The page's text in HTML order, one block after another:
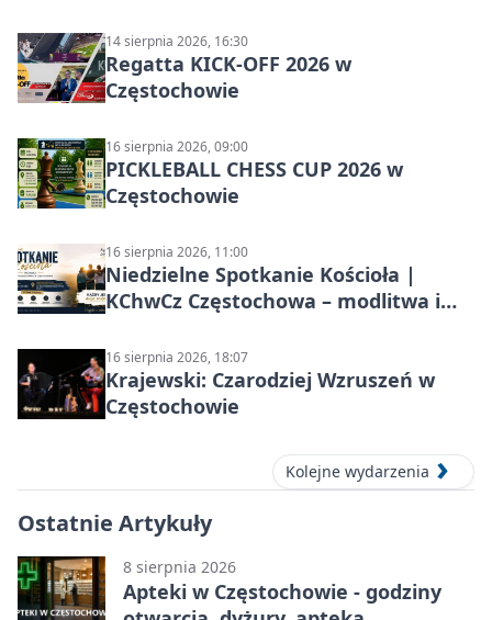
14 sierpnia 2026, 16:30
Regatta KICK-OFF 2026 w
Częstochowie
16 sierpnia 2026, 09:00
PICKLEBALL CHESS CUP 2026 w
Częstochowie
16 sierpnia 2026, 11:00
Niedzielne Spotkanie Kościoła |
KChwCz Częstochowa – modlitwa i
16 sierpnia 2026, 18:07
Krajewski: Czarodziej Wzruszeń w
Częstochowie
Kolejne wydarzenia
Ostatnie Artykuły
8 sierpnia 2026
Apteki w Częstochowie - godziny